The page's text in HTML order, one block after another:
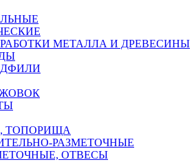
МЕТАЛЛА И ДРЕВЕСИНЫ
ТОПОРИЩА
РАЗМЕТОЧНЫЕ
ОТВЕСЫ